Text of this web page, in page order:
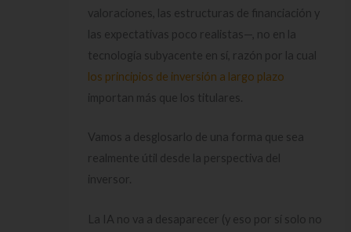
valoraciones, las estructuras de financiación y
las expectativas poco realistas—, no en la
tecnología subyacente en sí, razón por la cual
los principios de inversión a largo plazo
importan más que los titulares.
Vamos a desglosarlo de una forma que sea
realmente útil desde la perspectiva del
inversor.
La IA no va a desaparecer (y eso por sí solo no